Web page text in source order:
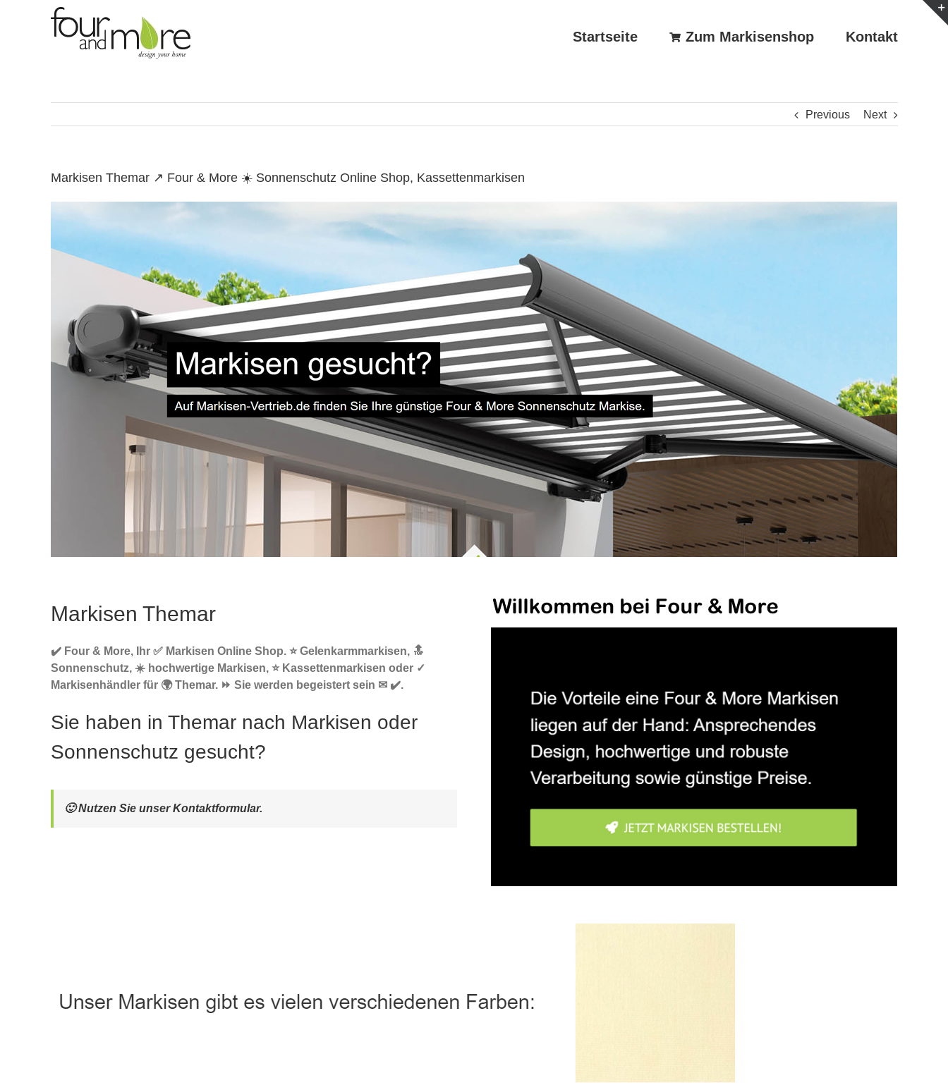
Startseite Zum Markisenshop Kontakt
Previous Next
Markisen Themar ↗️ Four & More ☀️ Sonnenschutz Online Shop, Kassettenmarkisen
Markisen Themar
✔️ Four & More, Ihr ✅ Markisen Online Shop. ⭐ Gelenkarmmarkisen, 🔝
Sonnenschutz, ☀️ hochwertige Markisen, ⭐ Kassettenmarkisen oder ✓
Markisenhändler für 🌍 Themar. ⏩ Sie werden begeistert sein ✉ ✔️.
Sie haben in Themar nach Markisen oder
Sonnenschutz gesucht?
🙂 Nutzen Sie unser Kontaktformular.